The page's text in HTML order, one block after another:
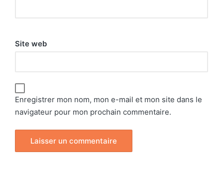
Site web
Enregistrer mon nom, mon e-mail et mon site dans le
navigateur pour mon prochain commentaire.